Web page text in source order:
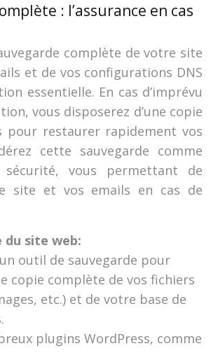
: l’assurance en cas
complète de votre site
et de vos configurations DNS
essentielle. En cas d’imprévu
vous disposerez d’une copie
pour restaurer rapidement vos
cette sauvegarde comme
vous permettant de
site et vos emails en cas de
du site web:
outil de sauvegarde pour
copie complète de vos fichiers
etc.) et de votre base de
plugins WordPress, comme